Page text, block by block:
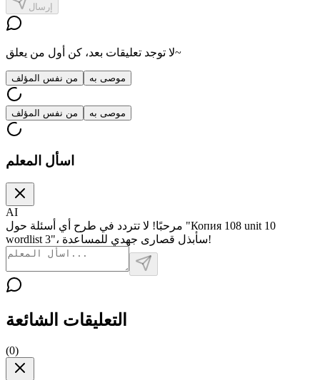
إرسال
لا توجد تعليقات بعد، كن أول من يعلق~
من نفس المؤلف موصى به
من نفس المؤلف موصى به
اسأل المعلم
AI
مرحبًا! لا تتردد في طرح أي أسئلة حول "Копия 108 unit 10
wordlist 3"، سأبذل قصارى جهدي للمساعدة!
التعليقات الشائعة
(0)